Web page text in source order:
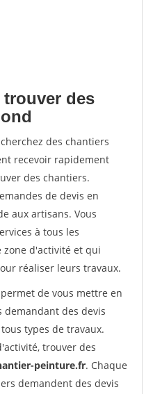
des
des chantiers
recevoir rapidement
des chantiers.
de devis en
aux artisans. Vous
à tous les
d'activité et qui
réaliser leurs travaux.
de vous mettre en
des devis
types de travaux.
trouver des
peinture.fr. Chaque
demandent des devis